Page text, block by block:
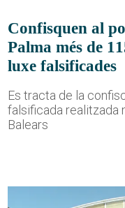
Confisquen al
Palma més de
luxe falsificades
Es tracta de la
falsificada realitzada
Balears